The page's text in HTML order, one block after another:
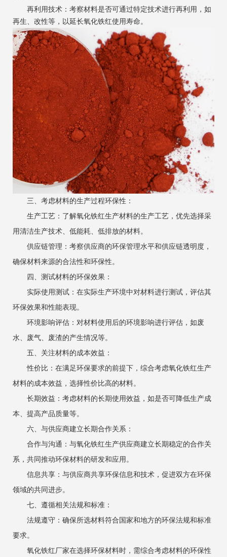
‌再利用技术‌：考察材料是否可通过特定技术进行再利用，如
再生、改性等，以延长氧化铁红使用寿命。
‌三、考虑材料的生产过程环保性‌：
‌生产工艺‌：了解氧化铁红生产材料的生产工艺，优先选择采
用清洁生产技术、低能耗、低排放的材料。
‌供应链管理‌：考察供应商的环保管理水平和供应链透明度，
确保材料来源的合法性和环保性。
‌四、测试材料的环保效果‌：
‌实际使用测试‌：在实际生产环境中对材料进行测试，评估其
环保效果和性能表现。
‌环境影响评估‌：对材料使用后的环境影响进行评估，如废
水、废气、废渣的产生情况等。
‌五、关注材料的成本效益‌：
‌性价比‌：在满足环保要求的前提下，综合考虑氧化铁红生产
材料的成本效益，选择性价比高的材料。
‌长期效益‌：考虑材料的长期使用效益，如是否可降低生产成
本、提高产品质量等。
‌六、与供应商建立长期合作关系‌：
‌合作与沟通‌：与氧化铁红生产供应商建立长期稳定的合作关
系，共同推动环保材料的研发和应用。
‌信息共享‌：与供应商共享环保信息和技术，促进双方在环保
领域的共同进步。
‌七、遵循相关法规和标准‌：
‌法规遵守‌：确保所选材料符合国家和地方的环保法规和标准
要求。
氧化铁红厂家在选择环保材料时，需综合考虑材料的环保性